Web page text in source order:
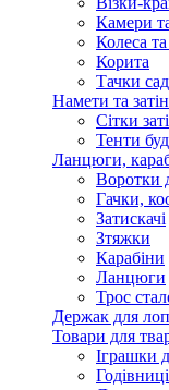
Камери
Колеса
Корита
Тачки
Намети та
Сітки
Тенти
Ланцюги,
Воротки
Гачки,
Затискачі
Зтяжки
Карабіни
Ланцюги
Трос
Держак для
Товари для
Іграшки
Годівниці